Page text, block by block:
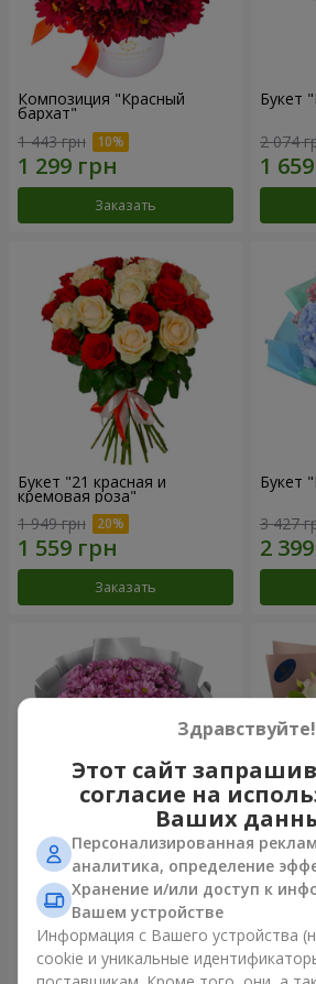
Композиция "Красный
бархат"
1 443 грн
Заказать
Букет
2 074
Букет "21 красная и
кремовая роза"
1 949 грн
Заказать
Букет
3 427
Букет "Твои хризантемы"
1 716 грн
Заказать
Букет
Здравствуйте!
Этот сайт
согласие на
Ваших
Персонализированная
аналитика, определение
Хранение и/или доступ к
Вашем устройстве
Информация с Вашего устройства
cookie и уникальные